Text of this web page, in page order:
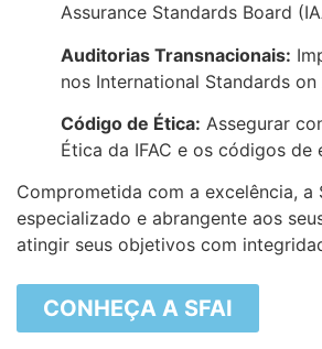
Assurance Standards Board
Auditorias Transnacionais:
nos International Standards
Código de Ética: Assegurar
Ética da IFAC e os códigos de
Comprometida com a excelência, a
especializado e abrangente aos
atingir seus objetivos com
CONHEÇA A SFAI